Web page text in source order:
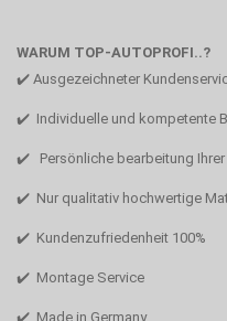
WARUM TOP-AUTOPROFI..?
✔️ Ausgezeichneter
✔️ Individuelle und kompetente
✔️ Persönliche bearbeitung Ihrer
✔️ Nur qualitativ hochwertige
✔️ Kundenzufriedenheit 100%
✔️ Montage Service
✔️ Made in Germany